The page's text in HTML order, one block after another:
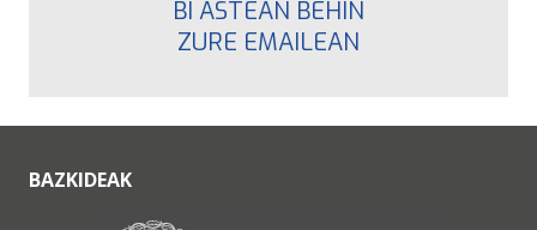
BI ASTEAN BEHIN
ZURE EMAILEAN
BAZKIDEAK